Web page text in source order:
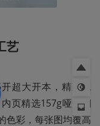
艺
超大开本，精致工
页精选157g哑光铜
色彩，每张图均覆高